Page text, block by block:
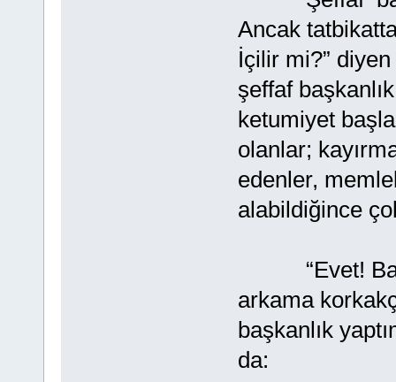
Ancak
İçilir mi?”
şeffaf
ketumiyet
olanlar;
edenler,
alabildiğince
“Evet!
arkama
başkanlık
da: